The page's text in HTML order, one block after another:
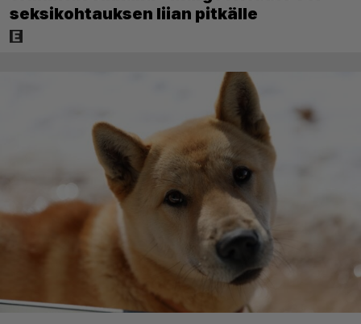
seksikohtauksen liian pitkälle